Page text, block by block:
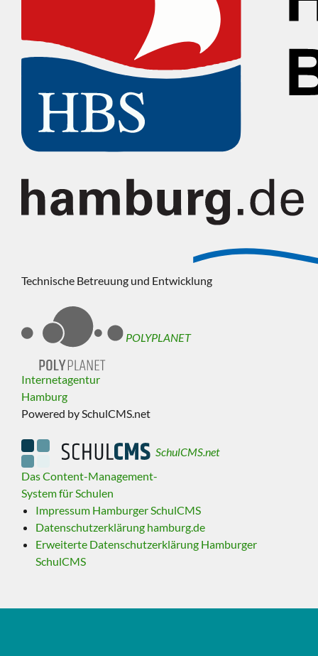
Technische Betreuung und Entwicklung
POLYPLANET
Internetagentur
Hamburg
Powered by SchulCMS.net
SchulCMS.net
Das Content-Management-
System für Schulen
Impressum Hamburger SchulCMS
Datenschutzerklärung hamburg.de
Erweiterte Datenschutzerklärung Hamburger
SchulCMS